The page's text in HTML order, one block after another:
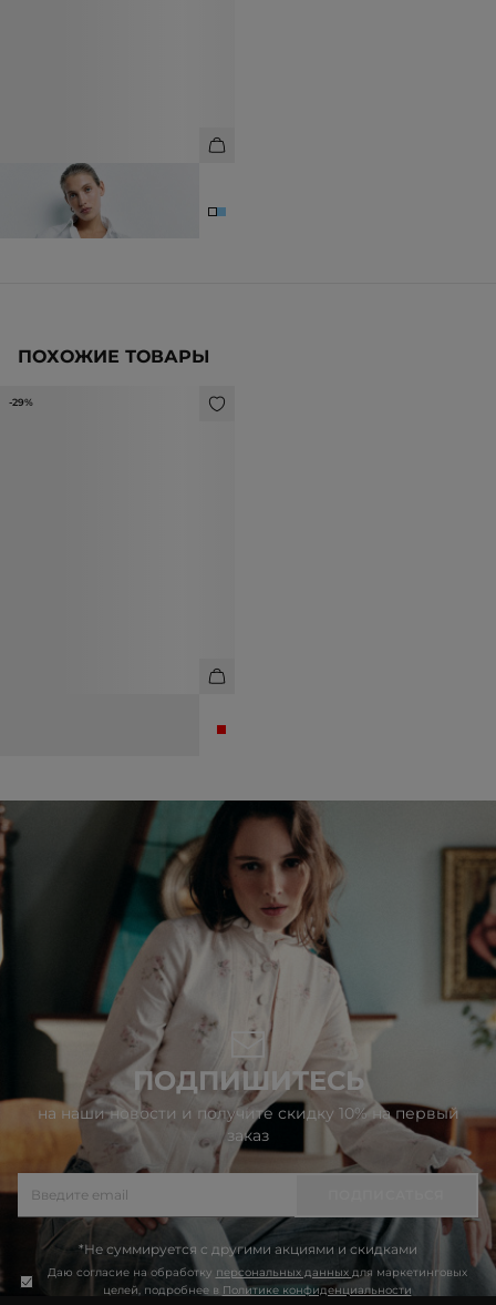
РУБАШКА ХЛОПКОВАЯ С
МОНОГРАММОЙ
ПОХОЖИЕ ТОВАРЫ
-29%
ПОДПИШИТЕСЬ
на наши новости и получите скидку 10% на первый
заказ
*Не суммируется с другими акциями и скидками
Даю согласие на обработку персональных данных для маркетинговых
целей, подробнее в Политике конфиденциальности